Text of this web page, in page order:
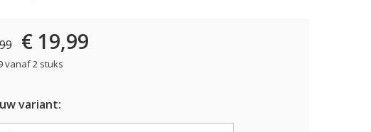
€ 19,99
vanaf 2 stuks
variant: